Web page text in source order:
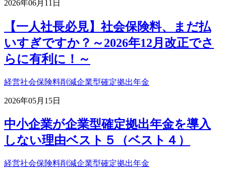
2026年06月11日
【一人社長必見】社会保険料、まだ払
いすぎですか？～2026年12月改正でさ
らに有利に！～
経営社会保険料削減企業型確定拠出年金
2026年05月15日
中小企業が企業型確定拠出年金を導入
しない理由ベスト５（ベスト４）
経営社会保険料削減企業型確定拠出年金